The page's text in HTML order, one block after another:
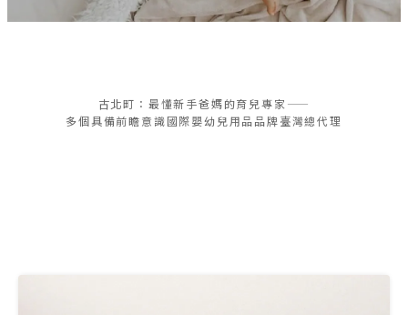
PARASOL古北町：最懂新手爸媽的育兒專家——
多個具備前瞻意識國際嬰幼兒用品品牌臺灣總代理